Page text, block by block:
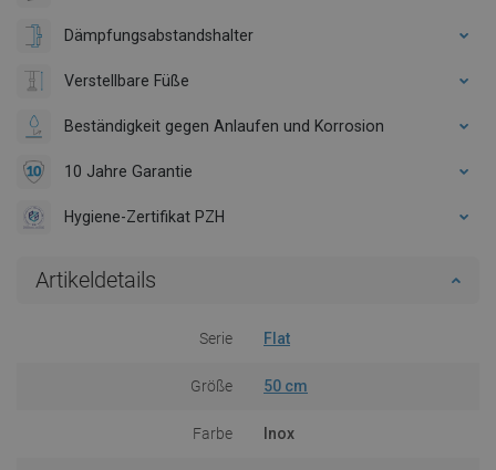
Dämpfungsabstandshalter
Verstellbare Füße
Beständigkeit gegen Anlaufen und Korrosion
10 Jahre Garantie
Hygiene-Zertifikat PZH
Artikeldetails
Serie Flat
Größe 50 cm
Farbe Inox